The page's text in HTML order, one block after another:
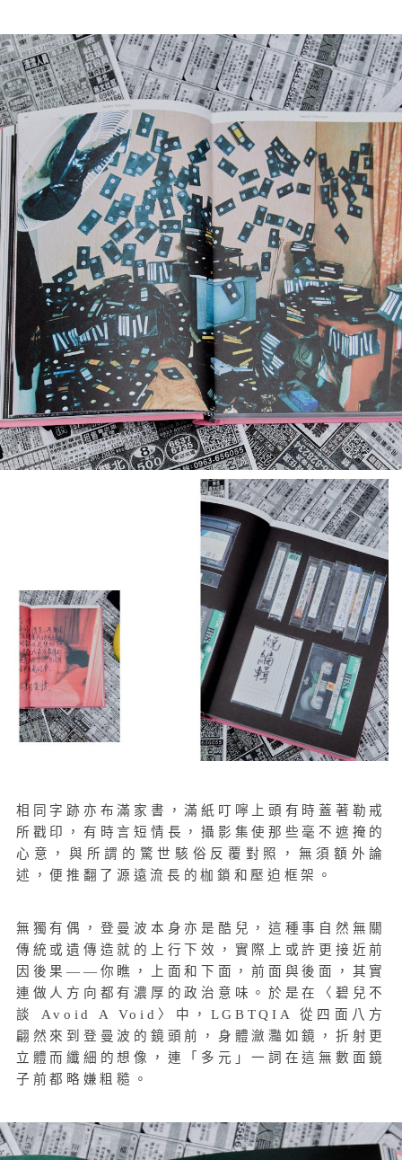
相同字跡亦布滿家書，滿紙叮嚀上頭有時蓋著勒戒
所戳印，有時言短情長，攝影集使那些毫不遮掩的
心意，與所謂的驚世駭俗反覆對照，無須額外論
述，便推翻了源遠流長的枷鎖和壓迫框架。
無獨有偶，登曼波本身亦是酷兒，這種事自然無關
傳統或遺傳造就的上行下效，實際上或許更接近前
因後果——你瞧，上面和下面，前面與後面，其實
連做人方向都有濃厚的政治意味。於是在〈碧兒不
談 Avoid A Void〉中，LGBTQIA 從四面八方
翩然來到登曼波的鏡頭前，身體瀲灩如鏡，折射更
立體而纖細的想像，連「多元」一詞在這無數面鏡
子前都略嫌粗糙。